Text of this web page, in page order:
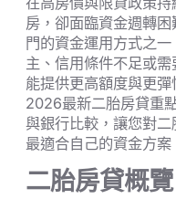
房，卻面臨資金週轉
門的資金運用方式之
主、信用條件不足或
能提供更高額度與更
2026最新二胎房貸重
與銀行比較，讓您對
最適合自己的資金方案
二胎房貸概覽